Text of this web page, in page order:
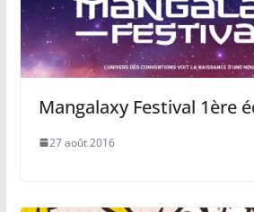
Mangalaxy Festival 1ère
27 août 2016